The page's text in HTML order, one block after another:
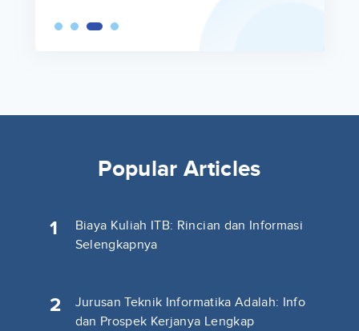
Popular Articles
1
Biaya Kuliah ITB: Rincian dan Informasi
Selengkapnya
2
Jurusan Teknik Informatika Adalah: Info
dan Prospek Kerjanya Lengkap